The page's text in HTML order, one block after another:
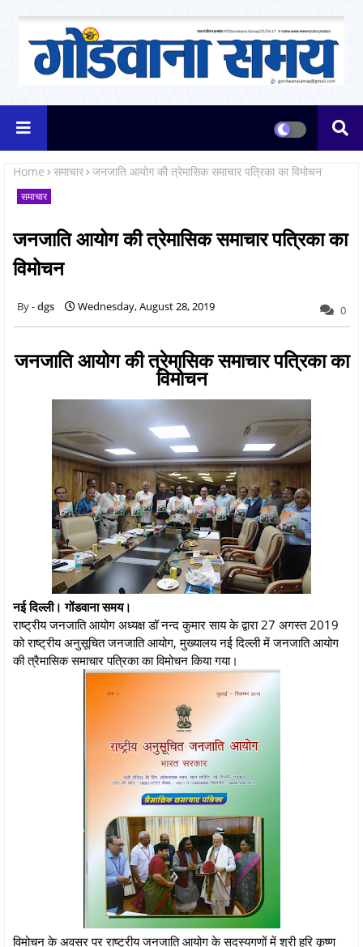
Home समाचार जनजाति आयोग की त्रेमासिक समाचार पत्रिका का विमोचन
समाचार
जनजाति आयोग की त्रेमासिक समाचार पत्रिका का
विमोचन
dgs Wednesday, August 28, 2019 0
जनजाति आयोग की त्रेमासिक समाचार पत्रिका का
विमोचन
नई दिल्ली। गोंडवाना समय।
राष्ट्रीय जनजाति आयोग अध्यक्ष डॉ नन्द कुमार साय के द्वारा 27 अगस्त 2019
को राष्ट्रीय अनुसूचित जनजाति आयोग, मुख्यालय नई दिल्ली में जनजाति आयोग
की त्रैमासिक समाचार पत्रिका का विमोचन किया गया।
विमोचन के अवसर पर राष्ट्रीय जनजाति आयोग के सदस्यगणों में श्री हरि कृष्ण